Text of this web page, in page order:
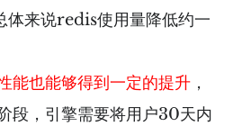
来说redis使用量降低约一
能也能够得到一定的提升 ，
段，引擎需要将用户30天内